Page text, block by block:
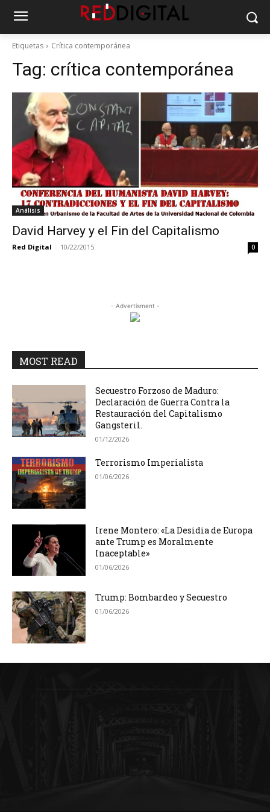
Etiquetas Crítica contemporánea
Tag: crítica contemporánea
Análisis
David Harvey y el Fin del Capitalismo
Red Digital - 10/22/2015 0
- Advertisment -
MOST READ
Secuestro Forzoso de Maduro:
Declaración de Guerra Contra la
Restauración del Capitalismo
Gangsteril.
01/12/2026
Terrorismo Imperialista
01/06/2026
Irene Montero: «La Desidia de Europa
ante Trump es Moralmente
Inaceptable»
01/06/2026
Trump: Bombardeo y Secuestro
01/06/2026